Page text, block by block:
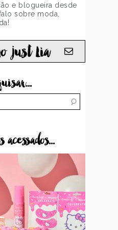
e blogueira desde
sobre moda,
just Lia
acessados...